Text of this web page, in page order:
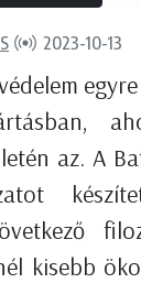
2023-10-13
az. A
kisebb